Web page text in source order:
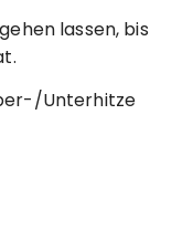
lassen, bis
Unterhitze